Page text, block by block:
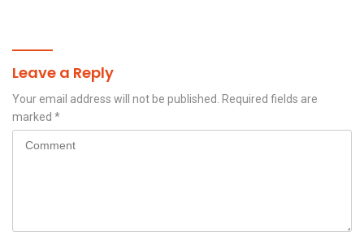
Leave a Reply
Your email address will not be published.
Required fields are
marked *